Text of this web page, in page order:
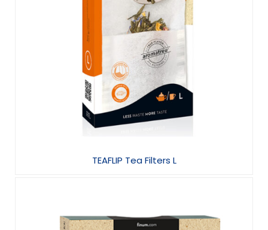
TEAFLIP Tea Filters L